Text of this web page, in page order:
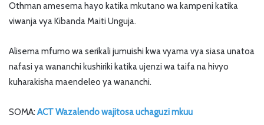
Othman amesema hayo katika mkutano wa kampeni katika
viwanja vya Kibanda Maiti Unguja.
Alisema mfumo wa serikali jumuishi kwa vyama vya siasa unatoa
nafasi ya wananchi kushiriki katika ujenzi wa taifa na hivyo
kuharakisha maendeleo ya wananchi.
SOMA:ACT Wazalendo wajitosa uchaguzi mkuu